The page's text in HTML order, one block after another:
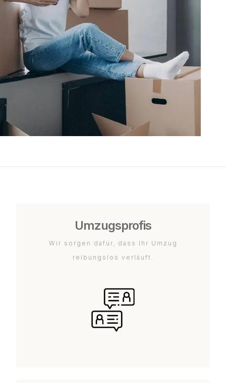
Umzugsprofis
Wir sorgen dafür, dass Ihr Umzug
reibungslos verläuft.